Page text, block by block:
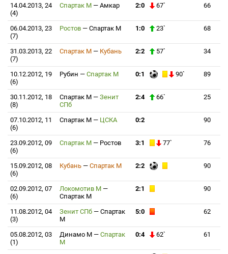
14.04.2013, 24
(4)
Спартак М — Амкар 2:0 67` 66
06.04.2013, 23
(7)
Ростов — Спартак М 1:0 23` 68
31.03.2013, 22
(7)
Спартак М — Кубань 2:2 57` 34
10.12.2012, 19
(6)
Рубин — Спартак М 0:1 90` 89
30.11.2012, 18
(8)
Спартак М — Зенит
СПб
2:4 66` 25
07.10.2012, 11
(6)
Спартак М — ЦСКА 0:2 90
23.09.2012, 09
(6)
Спартак М — Ростов 3:1 77` 76
15.09.2012, 08
(6)
Кубань — Спартак М 2:2 90
02.09.2012, 07
(6)
Локомотив М —
Спартак М
2:1 90
11.08.2012, 04
(3)
Зенит СПб — Спартак
М
5:0 62
05.08.2012, 03
(1)
Динамо М — Спартак
М
0:4 62` 61